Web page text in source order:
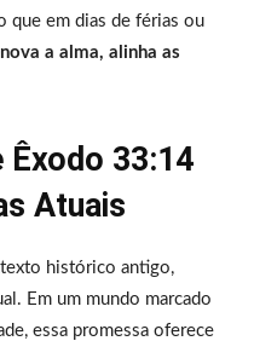
que em dias de férias ou
a alma, alinha as
Êxodo 33:14
Atuais
histórico antigo,
Em um mundo marcado
essa promessa oferece